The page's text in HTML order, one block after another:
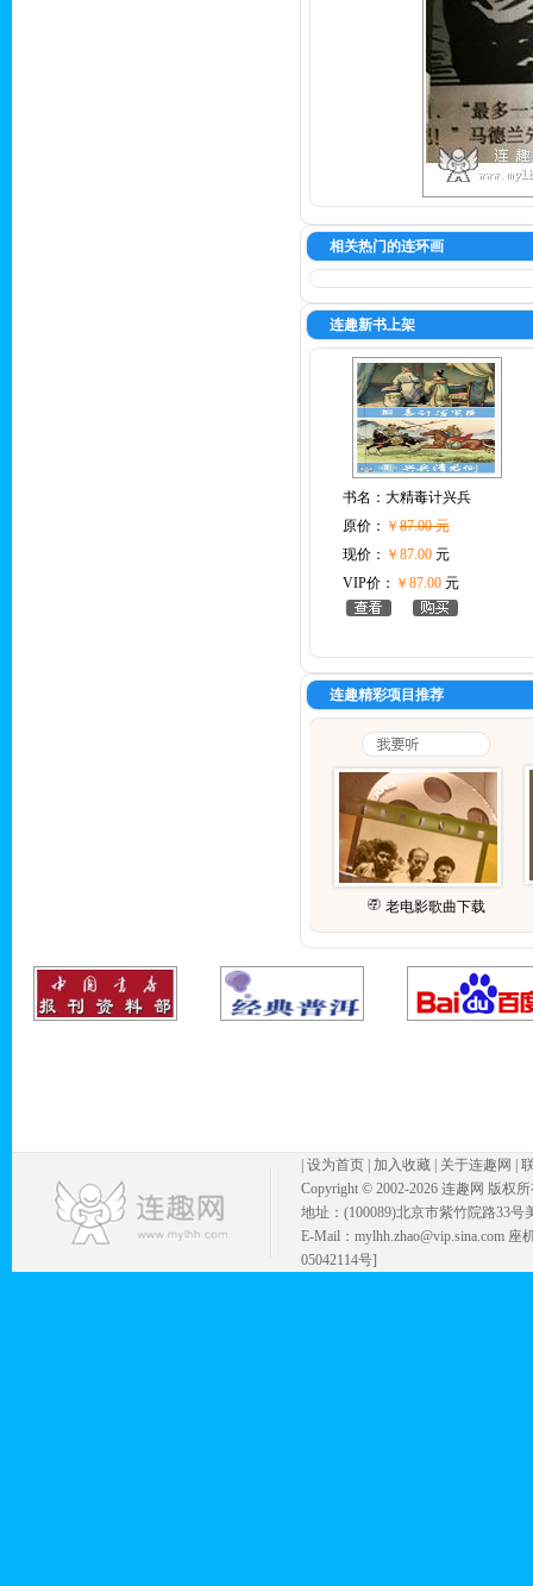
相关热门的连环画
连趣新书上架
书名： 大精毒计兴兵
原价： ￥87.00 元
现价： ￥87.00元
VIP价： ￥87.00元
连趣精彩项目推荐
老电影歌曲下载
设为首页 加入收藏 关于连趣网
Copyright © 2002-2026 连趣网 版权
地址：(100089)北京市紫竹院路33号
E-Mail：mylhh.zhao@vip.sina.com
05042114号]